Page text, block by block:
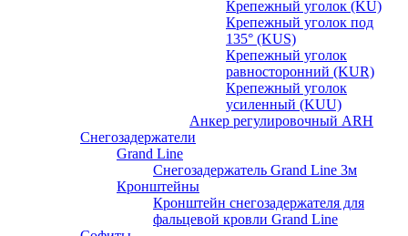
Крепежный уголок (KU)
Крепежный уголок под
135° (KUS)
Крепежный уголок
равносторонний (KUR)
Крепежный уголок
усиленный (KUU)
Анкер регулировочный ARH
Снегозадержатели
Grand Line
Снегозадержатель Grand Line 3м
Кронштейны
Кронштейн снегозадержателя для
фальцевой кровли Grand Line